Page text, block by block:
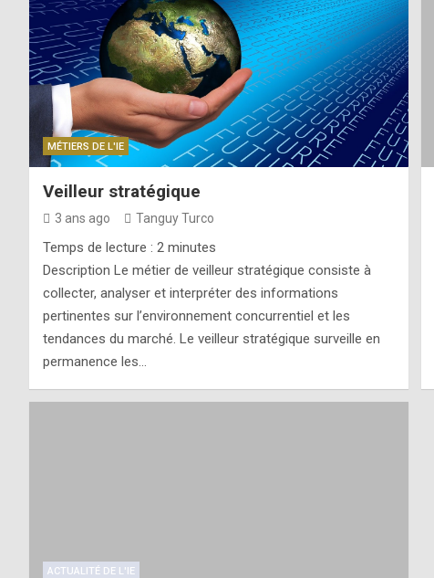
MÉTIERS DE L'IE
Veilleur stratégique
3 ans ago Tanguy Turco
Temps de lecture : 2 minutes
Description Le métier de veilleur stratégique consiste à
collecter, analyser et interpréter des informations
pertinentes sur l’environnement concurrentiel et les
tendances du marché. Le veilleur stratégique surveille en
permanence les…
ACTUALITÉ DE L'IE